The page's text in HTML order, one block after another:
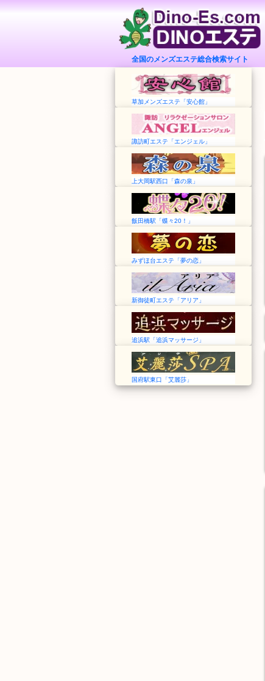
全国のメンズエステ総合検索サイト
草加メンズエステ「安心館」
諏訪町エステ「エンジェル」
上大岡駅西口「森の泉」
飯田橋駅「蝶々20！」
みずほ台エステ「夢の恋」
新御徒町エステ「アリア」
追浜駅「追浜マッサージ」
国府駅東口「艾麗莎」
蝶々20！